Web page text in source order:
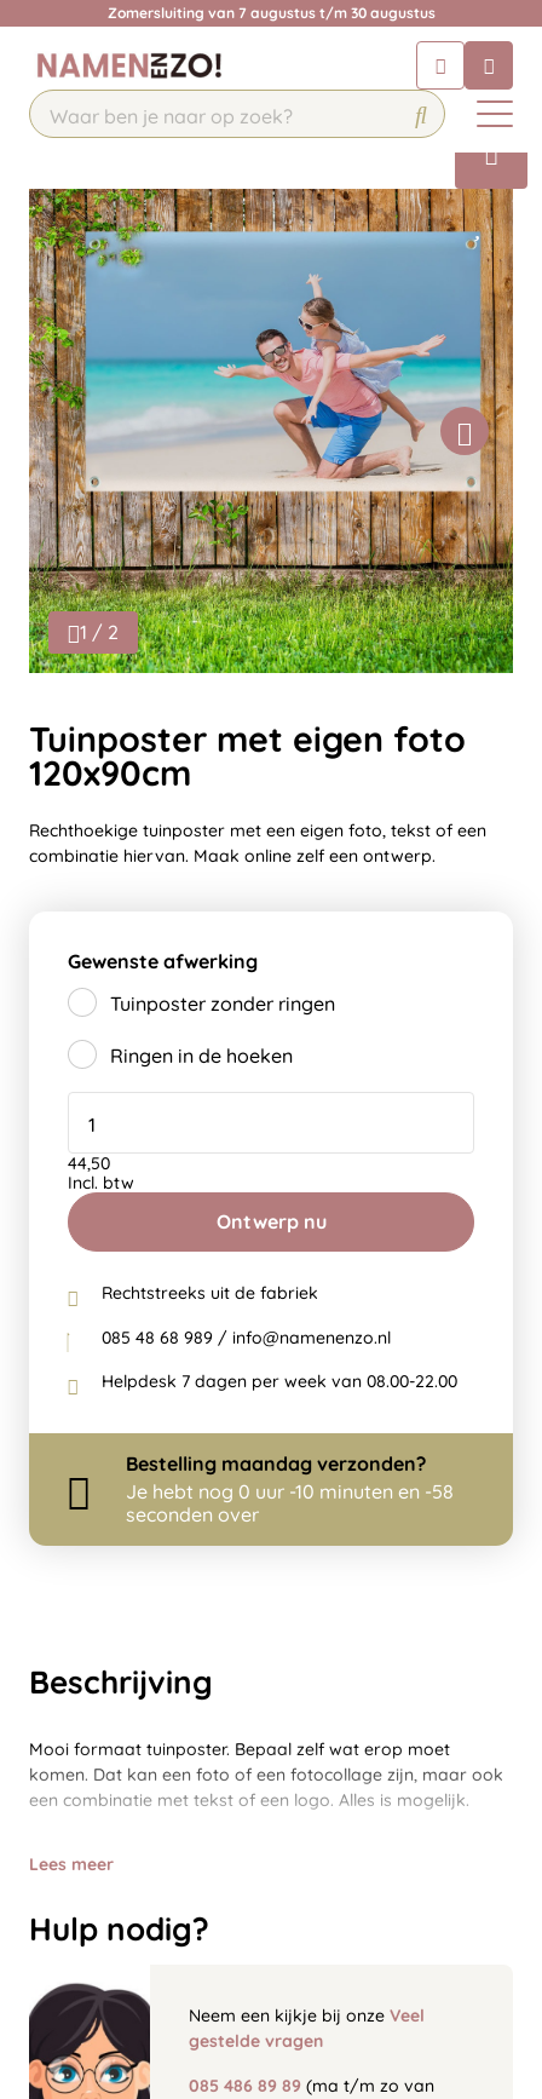
Zomersluiting van 7 augustus t/m 30 augustus
Chat 24/7 met onze chatbot voor
hulp
Contact
Beschrijving
Mooi formaat tuinposter. Bepaal zelf wat erop moet
komen. Dat kan een foto of een fotocollage zijn, maar ook
een combinatie met tekst of een logo. Alles is mogelijk.
Lees meer
Hulp nodig?
Neem een kijkje bij onze Veel
gestelde vragen
085 486 89 89 (ma t/m zo van
1 / 2
Tuinposter met eigen foto
120x90cm
Rechthoekige tuinposter met een eigen foto, tekst of een
combinatie hiervan. Maak online zelf een ontwerp.
Gewenste afwerking
Tuinposter zonder ringen
Ringen in de hoeken
Ontwerp nu
44,50
Incl. btw
Rechtstreeks uit de fabriek
085 48 68 989 / info@namenenzo.nl
Helpdesk 7 dagen per week van 08.00-22.00
Bestelling maandag verzonden?
Je hebt nog 0 uur -10 minuten en -58
seconden over